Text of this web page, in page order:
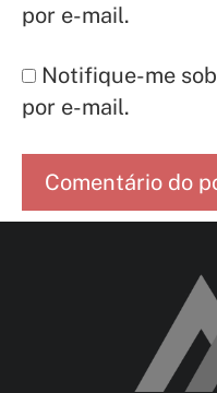
por e-mail.
Notifique-me
por e-mail.